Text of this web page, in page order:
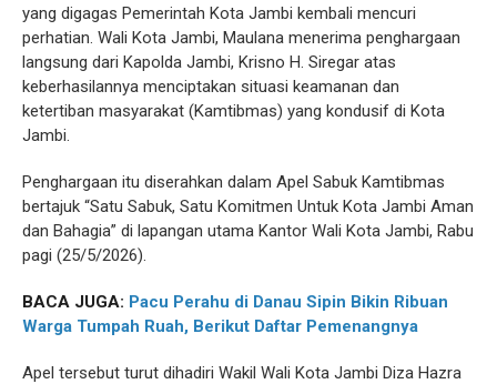
yang digagas Pemerintah Kota Jambi kembali mencuri
perhatian. Wali Kota Jambi, Maulana menerima penghargaan
langsung dari Kapolda Jambi, Krisno H. Siregar atas
keberhasilannya menciptakan situasi keamanan dan
ketertiban masyarakat (Kamtibmas) yang kondusif di Kota
Jambi.
Penghargaan itu diserahkan dalam Apel Sabuk Kamtibmas
bertajuk “Satu Sabuk, Satu Komitmen Untuk Kota Jambi Aman
dan Bahagia” di lapangan utama Kantor Wali Kota Jambi, Rabu
pagi (25/5/2026).
BACA JUGA: Pacu Perahu di Danau Sipin Bikin Ribuan
Warga Tumpah Ruah, Berikut Daftar Pemenangnya
Apel tersebut turut dihadiri Wakil Wali Kota Jambi Diza Hazra